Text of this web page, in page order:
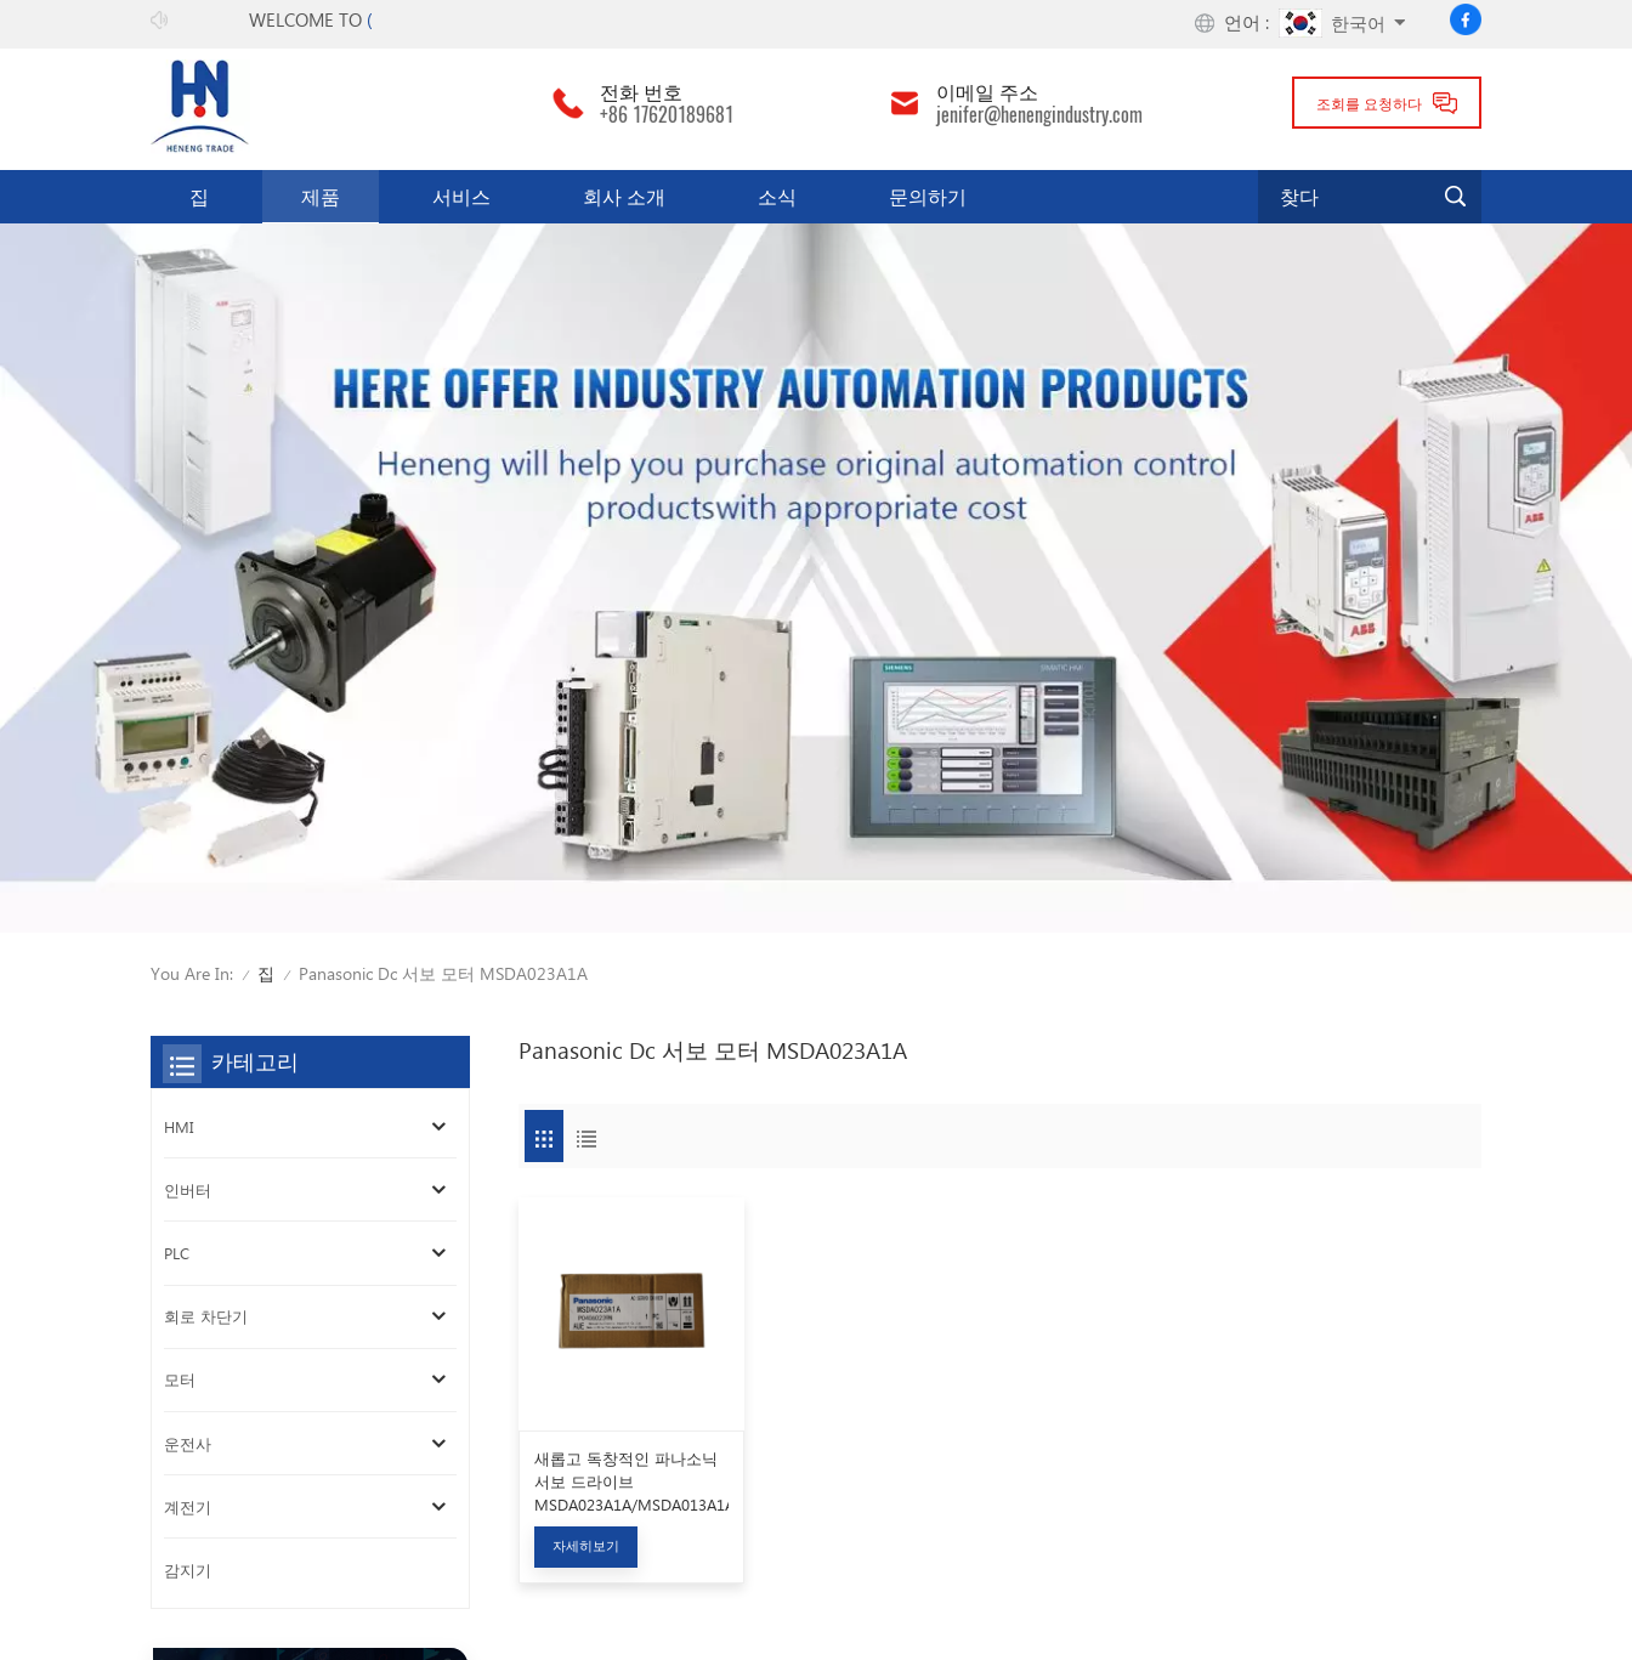
WELCOME TO(주)히캔 언어 : 한국어
조회를 요청하다
전화 번호
+86 17620189681
이메일 주소
jenifer@henengindustry.com
집 제품 서비스 회사 소개 소식 문의하기
You Are In: / 집 / Panasonic Dc 서보 모터 MSDA023A1A
Panasonic Dc 서보 모터 MSDA023A1A
새롭고 독창적인 파나소닉
서보 드라이브
MSDA023A1A/MSDA013A1A
자세히보기
카테고리
HMI
인버터
PLC
회로 차단기
모터
운전사
계전기
감지기